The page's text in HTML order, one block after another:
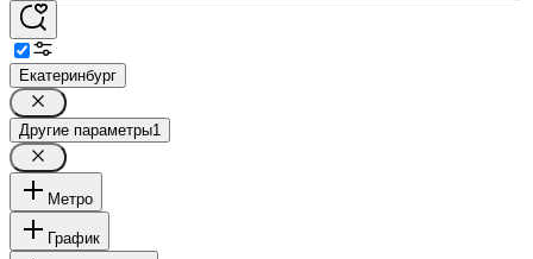
Екатеринбург
Другие параметры1
Метро
График